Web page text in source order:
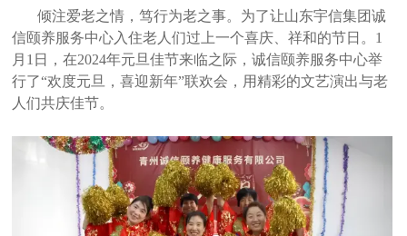
倾注爱老之情，笃行为老之事。为了让山东宇信集团诚
信颐养服务中心入住老人们过上一个喜庆、祥和的节日。1
月1日，在2024年元旦佳节来临之际，诚信颐养服务中心举
行了“欢度元旦，喜迎新年”联欢会，用精彩的文艺演出与老
人们共庆佳节。